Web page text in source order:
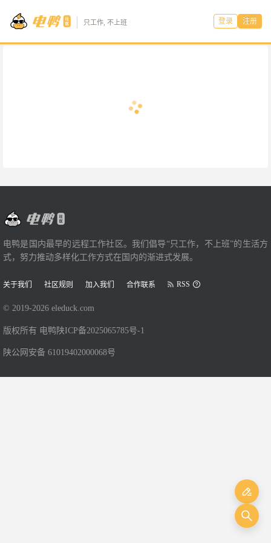
只工作, 不上班 登录 注册
电鸭是国内最早的远程工作社区。我们倡导“只工作，不上班”的生活方
式，努力推动多样化工作方式在国内的渐进式发展。
关于我们 社区规则 加入我们 合作联系 RSS
© 2019-2026 eleduck.com
版权所有 电鸭 陕ICP备2025065785号-1
陕公网安备 61019402000068号